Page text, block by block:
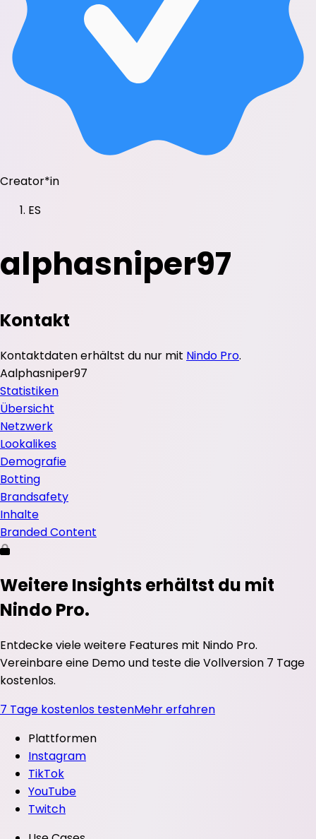
Creator*in
ES
alphasniper97
Kontakt
Kontaktdaten erhältst du nur mit Nindo Pro.
Aalphasniper97
Statistiken
Übersicht
Netzwerk
Lookalikes
Demografie
Botting
Brandsafety
Inhalte
Branded Content
Weitere Insights erhältst du mit
Nindo Pro.
Entdecke viele weitere Features mit Nindo Pro.
Vereinbare eine Demo und teste die Vollversion 7 Tage
kostenlos.
7 Tage kostenlos testenMehr erfahren
Plattformen
Instagram
TikTok
YouTube
Twitch